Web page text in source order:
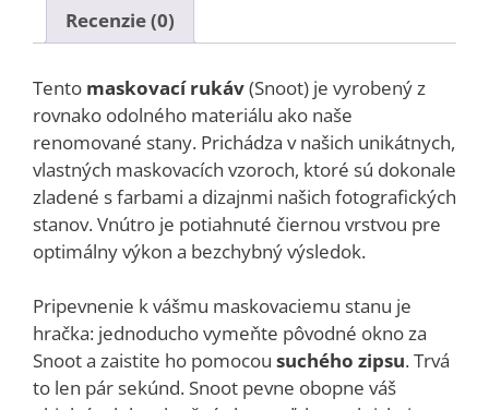
Recenzie (0)
Tento maskovací rukáv(Snoot) je vyrobený z
rovnako odolného materiálu ako naše
renomované stany. Prichádza v našich unikátnych,
vlastných maskovacích vzoroch, ktoré sú dokonale
zladené s farbami a dizajnmi našich fotografických
stanov. Vnútro je potiahnuté čiernou vrstvou pre
optimálny výkon a bezchybný výsledok.
Pripevnenie k vášmu maskovaciemu stanu je
hračka: jednoducho vymeňte pôvodné okno za
Snoot a zaistite ho pomocou suchého zipsu. Trvá
to len pár sekúnd. Snoot pevne obopne váš